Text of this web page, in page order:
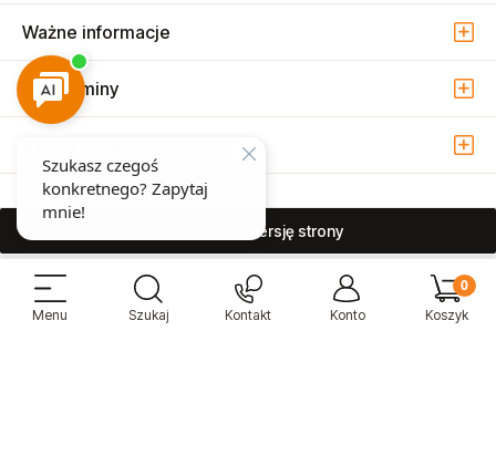
Ważne informacje
Regulaminy
pokaż pełną wersję strony
Sprzedaż i serwis narzędzi pneumatycznych w Warszawie ul. Związkowa
15, 04-522 Warszawa ( Marysin Wawerski )